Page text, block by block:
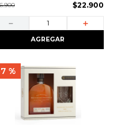
.900 $22.900
＋
－
AGREGAR
7 %